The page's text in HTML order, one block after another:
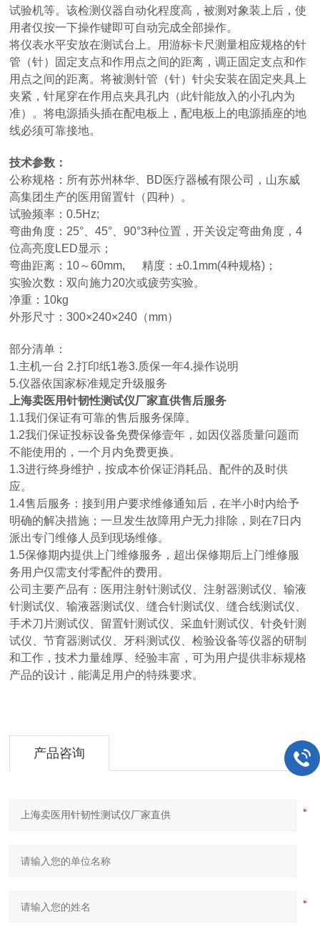
试验机等。该检测仪器自动化程度高，被测对象装上后，使
用者仅按一下操作键即可自动完成全部操作。
将仪表水平安放在测试台上。用游标卡尺测量相应规格的针
管（针）固定支点和作用点之间的距离，调正固定支点和作
用点之间的距离。将被测针管（针）针尖安装在固定夹具上
夹紧，针尾穿在作用点夹具孔内（此针能放入的小孔内为
准）。将电源插头插在配电板上，配电板上的电源插座的地
线必须可靠接地。
技术参数：
公称规格：所有苏州林华、BD医疗器械有限公司，山东威
高集团生产的医用留置针（四种）。
试验频率：0.5Hz;
弯曲角度：25°、45°、90°3种位置，开关设定弯曲角度，4
位高亮度LED显示；
弯曲距离：10～60mm, 精度：±0.1mm(4种规格)；
实验次数：双向施力20次或疲劳实验。
净重：10kg
外形尺寸：300×240×240（mm）
部分清单：
1.主机一台 2.打印纸1卷3.质保一年4.操作说明
5.仪器依国家标准规定升级服务
上海卖医用针韧性测试仪厂家直供售后服务
1.1我们保证有可靠的售后服务保障。
1.2我们保证投标设备免费保修壹年，如因仪器质量问题而
不能使用的，一个月内免费更换。
1.3进行终身维护，按成本价保证消耗品、配件的及时供
应。
1.4售后服务：接到用户要求维修通知后，在半小时内给予
明确的解决措施；一旦发生故障用户无力排除，则在7日内
派出专门维修人员到现场维修。
1.5保修期内提供上门维修服务，超出保修期后上门维修服
务用户仅需支付零配件的费用。
公司主要产品有：医用注射针测试仪、注射器测试仪、输液
针测试仪、输液器测试仪、缝合针测试仪、缝合线测试仪、
手术刀片测试仪、留置针测试仪、采血针测试仪、针灸针测
试仪、节育器测试仪、牙科测试仪、检验设备等仪器的研制
和工作，技术力量雄厚、经验丰富，可为用户提供非标规格
产品的设计，能满足用户的特殊要求。
产品咨询